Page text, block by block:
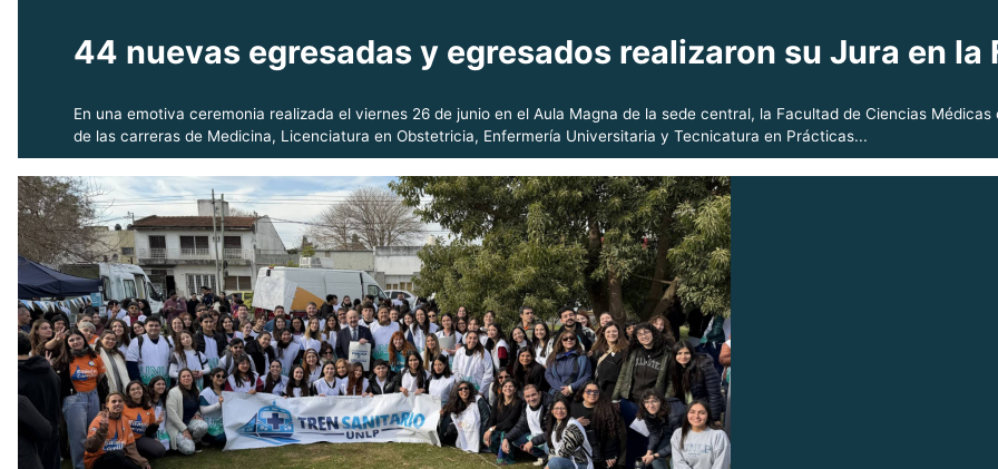
44 nuevas egresadas y egresados realizaron su Jura en la
En una emotiva ceremonia realizada el viernes 26 de junio en el Aula Magna de la sede central, la Facultad de Ciencias
de las carreras de Medicina, Licenciatura en Obstetricia, Enfermería Universitaria y Tecnicatura en Prácticas...